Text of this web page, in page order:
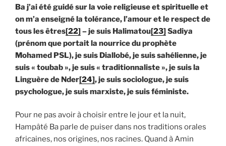
Ba j’ai été guidé sur la voie religieuse et spirituelle et
on m’a enseigné la tolérance, l’amour et le respect de
tous les êtres[22] – je suis Halimatou[23] Sadiya
(prénom que portait la nourrice du prophète
Mohamed PSL), je suis Diallobé, je suis sahélienne, je
suis « toubab », je suis « traditionnaliste », je suis la
Linguère de Nder[24], je suis sociologue, je suis
psychologue, je suis marxiste, je suis féministe.
Pour ne pas avoir à choisir entre le jour et la nuit,
Hampâté Ba parle de puiser dans nos traditions orales
africaines, nos origines, nos racines. Quand à Amin